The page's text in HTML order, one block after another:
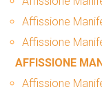
Affissione
Affissione
AFFISSIONE
Affissione